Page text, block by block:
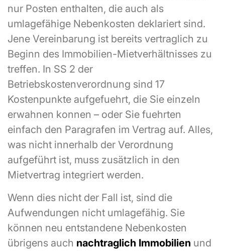
nur Posten enthalten, die auch als
umlagefähige Nebenkosten deklariert sind.
Jene Vereinbarung ist bereits vertraglich zu
Beginn des Immobilien-Mietverhältnisses zu
treffen. In SS 2 der
Betriebskostenverordnung sind 17
Kostenpunkte aufgefuehrt, die Sie einzeln
erwahnen konnen – oder Sie fuehrten
einfach den Paragrafen im Vertrag auf. Alles,
was nicht innerhalb der Verordnung
aufgeführt ist, muss zusätzlich in den
Mietvertrag integriert werden.
Wenn dies nicht der Fall ist, sind die
Aufwendungen nicht umlagefähig. Sie
können neu entstandene Nebenkosten
übrigens auch nachtraglich Immobilien und